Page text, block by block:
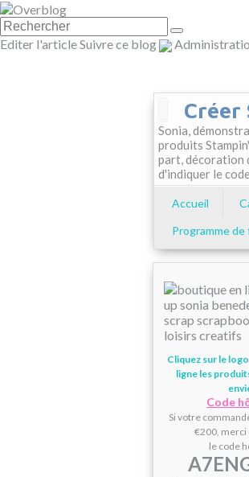
Editer l'articleSuivre ce blog
Créer
Sonia,
produits
part, décoration
d'indiquer le
Accueil
Programme
Cliquez sur le
ligne les
Code
Si votre
€200,
le code